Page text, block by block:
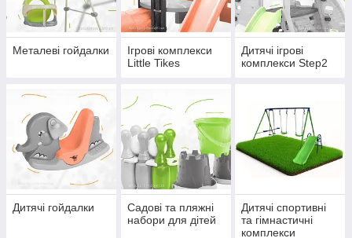
Металеві гойдалки
Ігрові комплекси
Little Tikes
Дитячі ігрові
комплекси Step2
Дитячі гойдалки
Садові та пляжні
набори для дітей
Дитячі спортивні
та гімнастичні
комплекси